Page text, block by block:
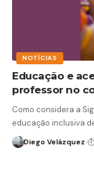
NOTÍCIAS
Educação e
professor no
Como considera a
educação inclusiva
Diego Velázquez